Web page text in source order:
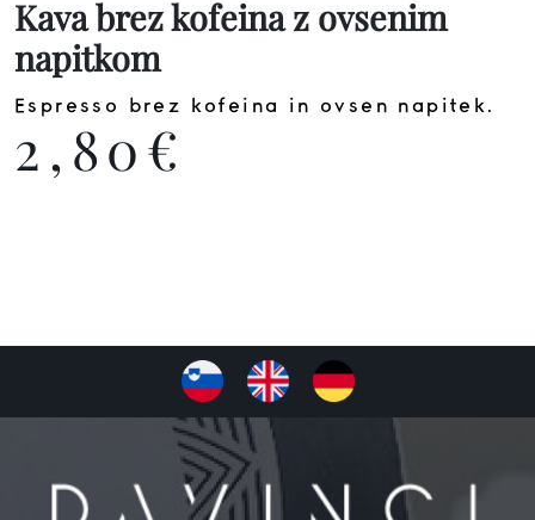
Kava brez kofeina z ovsenim
napitkom
Espresso brez kofeina in ovsen napitek.
2,80€